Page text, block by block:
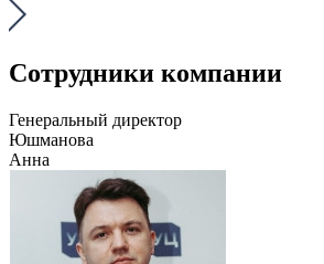
Сотрудники компании
Генеральный директор
Юшманова
Анна